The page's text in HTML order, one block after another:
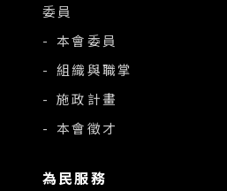
委員
- 本會委員
- 組織與職掌
- 施政計畫
- 本會徵才
為民服務